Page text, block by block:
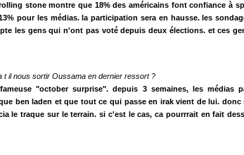
stone montre que 18% des américains font confiance à
pour les médias. la participation sera en hausse. les
les gens qui n'ont pas voté depuis deux élections. et ces
t il nous sortir Oussama en dernier ressort ?
"october surprise". depuis 3 semaines, les médias
ben laden et que tout ce qui passe en irak vient de lui.
le traque sur le terrain. si c'est le cas, ca pourrrait en fait